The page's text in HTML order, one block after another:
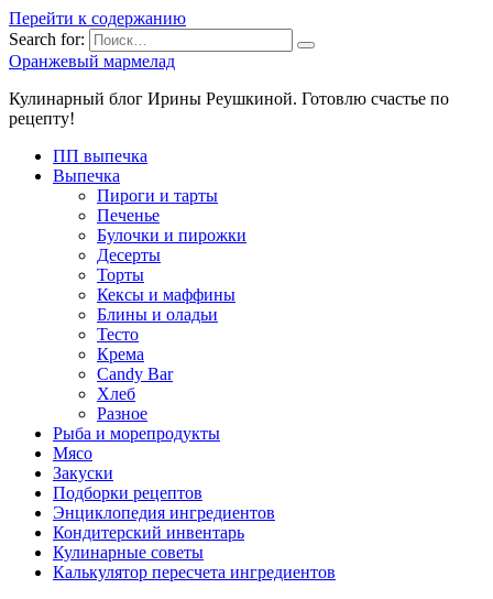
Перейти к содержанию
Search for:
Оранжевый мармелад
Кулинарный блог Ирины Реушкиной. Готовлю счастье по
рецепту!
ПП выпечка
Выпечка
Пироги и тарты
Печенье
Булочки и пирожки
Десерты
Торты
Кексы и маффины
Блины и оладьи
Тесто
Крема
Candy Bar
Хлеб
Разное
Рыба и морепродукты
Мясо
Закуски
Подборки рецептов
Энциклопедия ингредиентов
Кондитерский инвентарь
Кулинарные советы
Калькулятор пересчета ингредиентов